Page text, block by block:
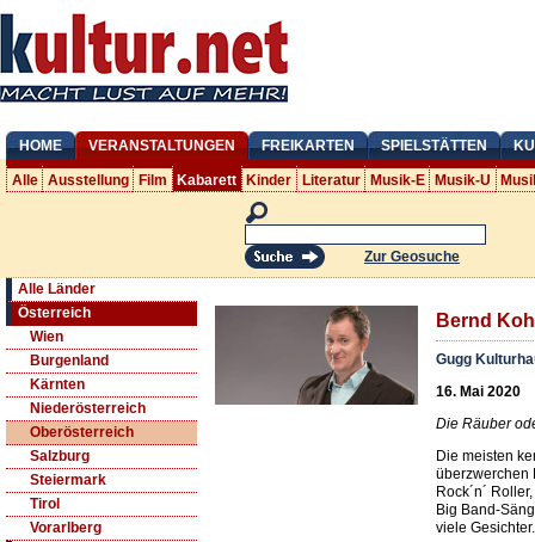
HOME VERANSTALTUNGEN FREIKARTEN SPIELSTÄTTEN
Alle Ausstellung Film Kabarett Kinder Literatur Musik-E Musik-U
Zur Geosuche
Alle Länder
Österreich
Wien
Burgenland
Kärnten
Niederösterreich
Oberösterreich
Salzburg
Steiermark
Tirol
Vorarlberg
Bernd
Gugg
16. Mai 2020
Die Räuber
Die meisten
überzwerchen
Rock´n´
Big Band-
viele Gesichter.